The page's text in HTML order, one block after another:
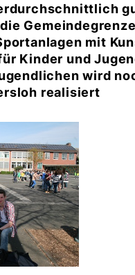
mit
Kinder und
wird
realisiert